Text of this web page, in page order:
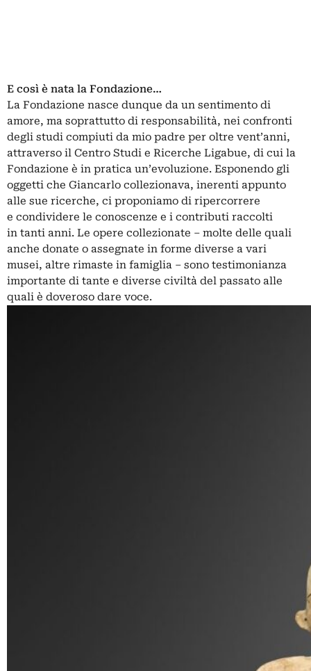
E così è nata la Fondazione…
La Fondazione nasce dunque da un sentimento di
amore, ma soprattutto di responsabilità, nei confronti
degli studi compiuti da mio padre per oltre vent’anni,
attraverso il Centro Studi e Ricerche Ligabue, di cui la
Fondazione è in pratica un’evoluzione. Esponendo gli
oggetti che Giancarlo collezionava, inerenti appunto
alle sue ricerche, ci proponiamo di ripercorrere
e condividere le conoscenze e i contributi raccolti
in tanti anni. Le opere collezionate ‒ molte delle quali
anche donate o assegnate in forme diverse a vari
musei, altre rimaste in famiglia ‒ sono testimonianza
importante di tante e diverse civiltà del passato alle
quali è doveroso dare voce.